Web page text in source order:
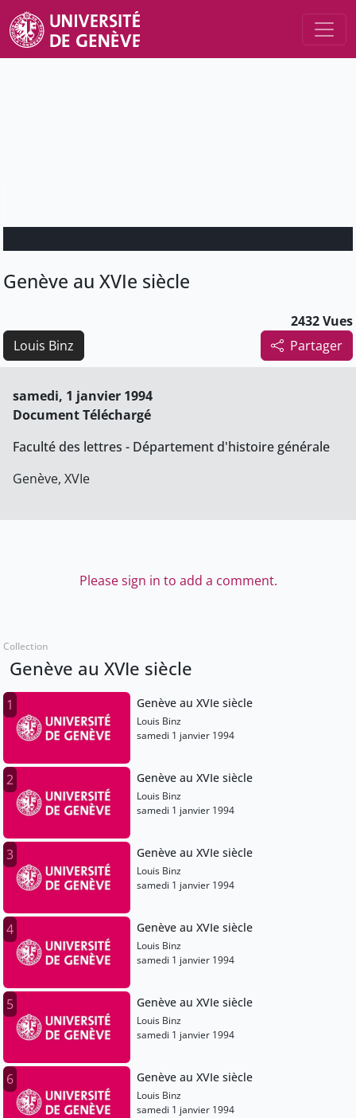
Genève au XVIe siècle
2432 Vues
Partager
Louis Binz
samedi, 1 janvier 1994
Document Téléchargé
Faculté des lettres - Département d'histoire générale
Genève, XVIe
Please sign in to add a comment.
Collection
Genève au XVIe siècle
1 Genève au XVIe siècle
Louis Binz
samedi 1 janvier 1994
2 Genève au XVIe siècle
Louis Binz
samedi 1 janvier 1994
3 Genève au XVIe siècle
Louis Binz
samedi 1 janvier 1994
4 Genève au XVIe siècle
Louis Binz
samedi 1 janvier 1994
5 Genève au XVIe siècle
Louis Binz
samedi 1 janvier 1994
6 Genève au XVIe siècle
Louis Binz
samedi 1 janvier 1994